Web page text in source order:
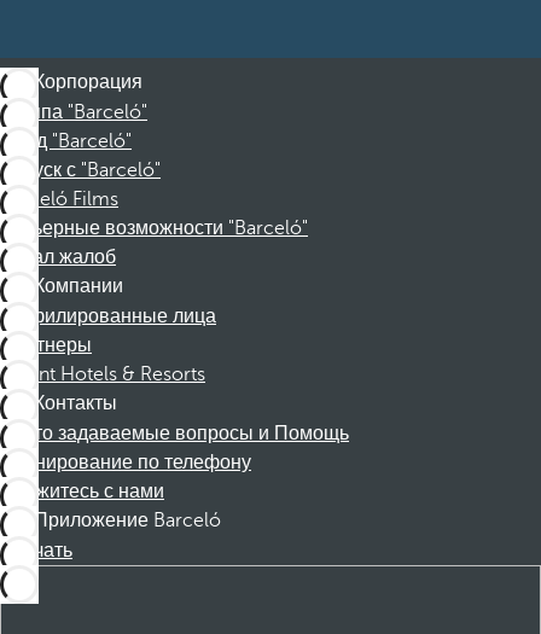
Корпорация
Группа "Barceló"
Фонд "Barceló"
Отпуск с "Barceló"
Barceló Films
Карьерные возможности "Barceló"
Канал жалоб
Компании
Аффилированные лица
Партнеры
Dorint Hotels & Resorts
Контакты
Часто задаваемые вопросы и Помощь
Бронирование по телефону
Свяжитесь с нами
Приложение Barceló
Скачать